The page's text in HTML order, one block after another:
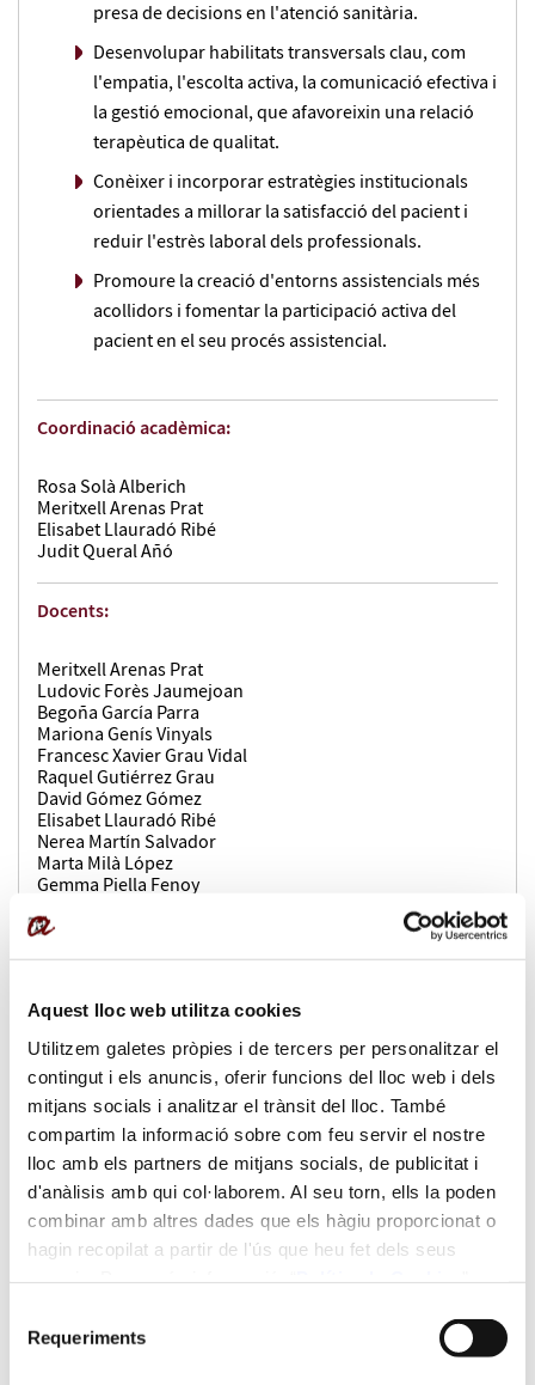
Aquest lloc web utilitza cookies
Utilitzem galetes pròpies i de tercers per personalitzar el
contingut i els anuncis, oferir funcions del lloc web i dels
mitjans socials i analitzar el trànsit del lloc. També
compartim la informació sobre com feu servir el nostre
lloc amb els partners de mitjans socials, de publicitat i
d'anàlisis amb qui col·laborem. Al seu torn, ells la poden
combinar amb altres dades que els hàgiu proporcionat o
hagin recopilat a partir de l'ús que heu fet dels seus
Requeriments
presa de decisions en l'atenció sanitària.
Desenvolupar habilitats transversals clau, com
l'empatia, l'escolta activa, la comunicació efectiva i
la gestió emocional, que afavoreixin una relació
terapèutica de qualitat.
Conèixer i incorporar estratègies institucionals
orientades a millorar la satisfacció del pacient i
reduir l'estrès laboral dels professionals.
Promoure la creació d'entorns assistencials més
acollidors i fomentar la participació activa del
pacient en el seu procés assistencial.
Coordinació acadèmica:
Rosa Solà Alberich
Meritxell Arenas Prat
Elisabet Llauradó Ribé
Judit Queral Añó
Docents:
Meritxell Arenas Prat
Ludovic Forès Jaumejoan
Begoña García Parra
Mariona Genís Vinyals
Francesc Xavier Grau Vidal
Raquel Gutiérrez Grau
David Gómez Gómez
Elisabet Llauradó Ribé
Nerea Martín Salvador
Marta Milà López
Gemma Piella Fenoy
Rosa Solà Alberich
Durada:
3 ECTS (30 h)
Impartició:
virtual
Idiomes en que s'imparteix: